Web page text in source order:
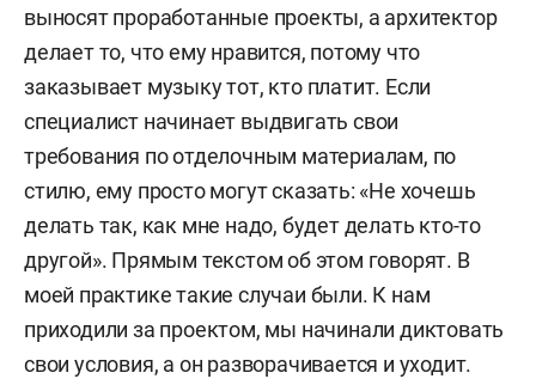
выносят проработанные проекты, а архитектор
делает то, что ему нравится, потому что
заказывает музыку тот, кто платит. Если
специалист начинает выдвигать свои
требования по отделочным материалам, по
стилю, ему просто могут сказать: «Не хочешь
делать так, как мне надо, будет делать кто-то
другой». Прямым текстом об этом говорят. В
моей практике такие случаи были. К нам
приходили за проектом, мы начинали диктовать
свои условия, а он разворачивается и уходит.